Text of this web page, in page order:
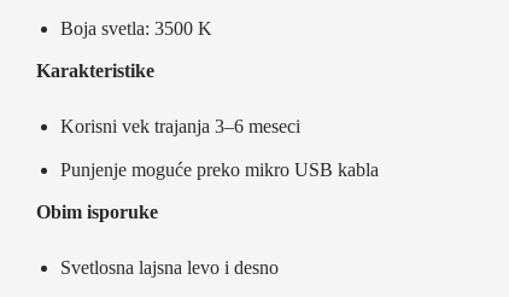
Boja svetla: 3500 K
Karakteristike
Korisni vek trajanja 3–6 meseci
Punjenje moguće preko mikro USB kabla
Obim isporuke
Svetlosna lajsna levo i desno